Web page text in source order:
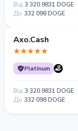
Від 3 320.9831 DOGE
До 332 098 DOGE
Axo.Cash
Platinum
Від 3 320.9831 DOGE
До 332 098 DOGE